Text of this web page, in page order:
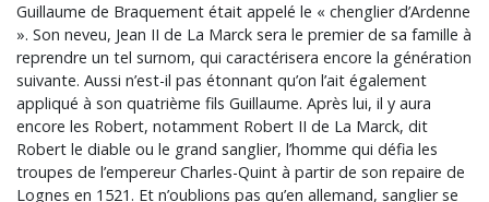
Guillaume de Braquement était appelé le « chenglier d’Ardenne
». Son neveu, Jean II de La Marck sera le premier de sa famille à
reprendre un tel surnom, qui caractérisera encore la génération
suivante. Aussi n’est-il pas étonnant qu’on l’ait également
appliqué à son quatrième fils Guillaume. Après lui, il y aura
encore les Robert, notamment Robert II de La Marck, dit
Robert le diable ou le grand sanglier, l’homme qui défia les
troupes de l’empereur Charles-Quint à partir de son repaire de
Lognes en 1521. Et n’oublions pas qu’en allemand, sanglier se